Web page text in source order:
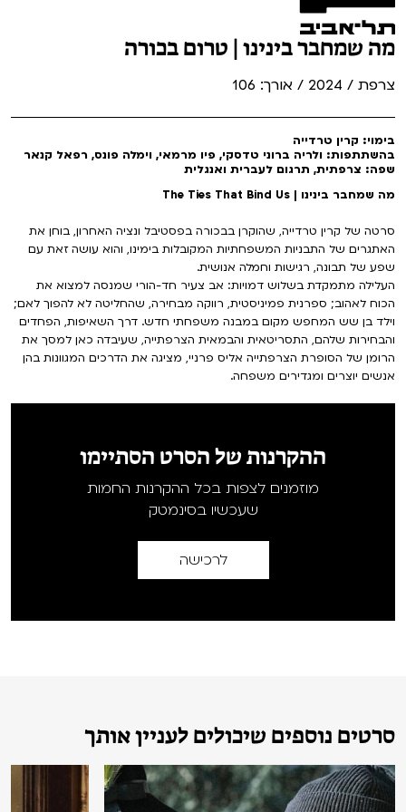
מה שמחבר בינינו | טרום בכורה
צרפת / 2024 / אורך: 106
בימוי: קרין טרדייה
בהשתתפות: ולריה ברוני טדסקי, פיו מרמאי, וימלה פונס, רפאל קנאר
שפה: צרפתית, תרגום לעברית ואנגלית
מה שמחבר בינינו | The Ties That Bind Us
סרטה של קרין טרדייה, שהוקרן בבכורה בפסטיבל ונציה האחרון, בוחן את
האתגרים של התבניות המשפחתיות המקובלות בימינו, והוא עושה זאת עם
שפע של תבונה, רגישות וחמלה אנושית.
העלילה מתמקדת בשלוש דמויות: אב צעיר חד-הורי שמנסה למצוא את
הכוח לאהוב; ספרנית פמיניסטית, רווקה מבחירה, שהחליטה לא להפוך לאם;
וילד בן שש המחפש מקום במבנה משפחתי חדש. דרך השאיפות, הפחדים
והבחירות שלהם, התסריטאית והבמאית הצרפתייה, שעיבדה כאן למסך את
הרומן של הסופרת הצרפתייה אליס פרניי, מציגה את הדרכים המגוונות בהן
אנשים יוצרים ומגדירים משפחה.
ההקרנות של הסרט הסתיימו
מוזמנים לצפות בכל ההקרנות החמות
שעכשיו בסינמטק
לרכישה
סרטים נוספים שיכולים לעניין אותך